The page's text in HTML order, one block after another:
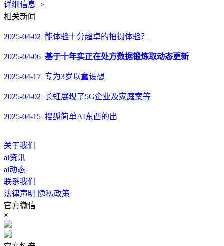
详细信息 >
相关新闻
2025-04-02 能体验十分超卓的拍摄体验？
2025-04-06 基于十年实正在处方数据锻炼取动态更新
2025-04-17 专为3岁以童设想
2025-04-02 长虹展现了5G企业及家庭案等
2025-04-15 搜狐简单AI东西的出
关于我们
ai资讯
ai动态
联系我们
法律声明 隐私政策
官方微信
×